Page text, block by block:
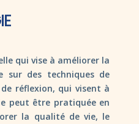
qui vise à améliorer la
sur des techniques de
réflexion, qui visent à
peut être pratiquée en
la qualité de vie, le